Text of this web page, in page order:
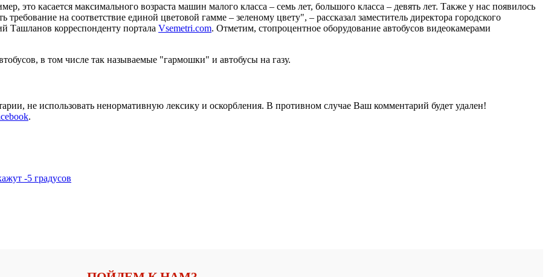
это касается максимального возраста машин малого класса – семь лет, большого класса – девять лет. Также у нас появилось
на соответствие единой цветовой гамме – зеленому цвету", – рассказал заместитель директора городского
Ташланов корреспонденту портала Vsemetri.com. Отметим, стопроцентное оборудование автобусов видеокамерами
в том числе так называемые "гармошки" и автобусы на газу.
не использовать ненормативную лексику и оскорбления. В противном случае Ваш комментарий будет удален!
.
-5 градусов